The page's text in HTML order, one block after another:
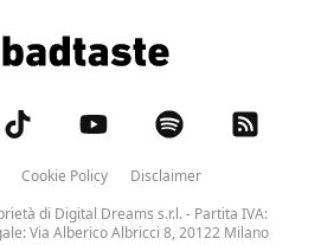
Cookie Policy
Disclaimer
di Digital Dreams s.r.l.- Partita IVA:
Via Alberico Albricci 8, 20122 Milano